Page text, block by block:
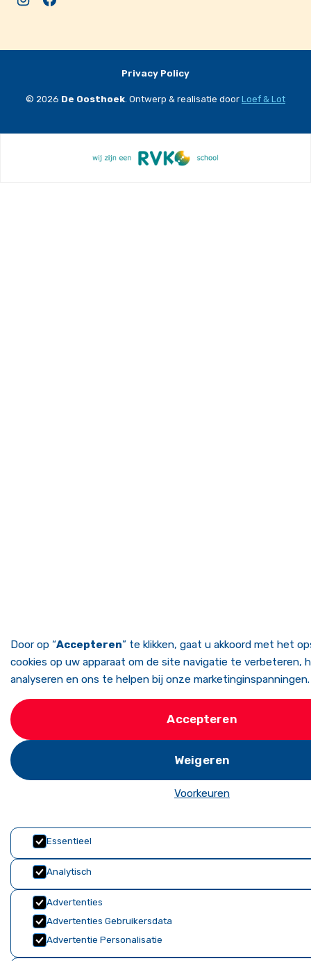
© 2026 De Oosthoek. Ontwerp & realisatie door Loef & Lot
Privacy Policy
Door op “Accepteren” te klikken, gaat u akkoord met het
cookies op uw apparaat om de site navigatie te verbeteren,
analyseren en ons te helpen bij onze marketinginspanningen.
Voorkeuren
Weigeren
Accepteren
Essentieel
Analytisch
Advertenties
Advertenties Gebruikersdata
Advertentie Personalisatie